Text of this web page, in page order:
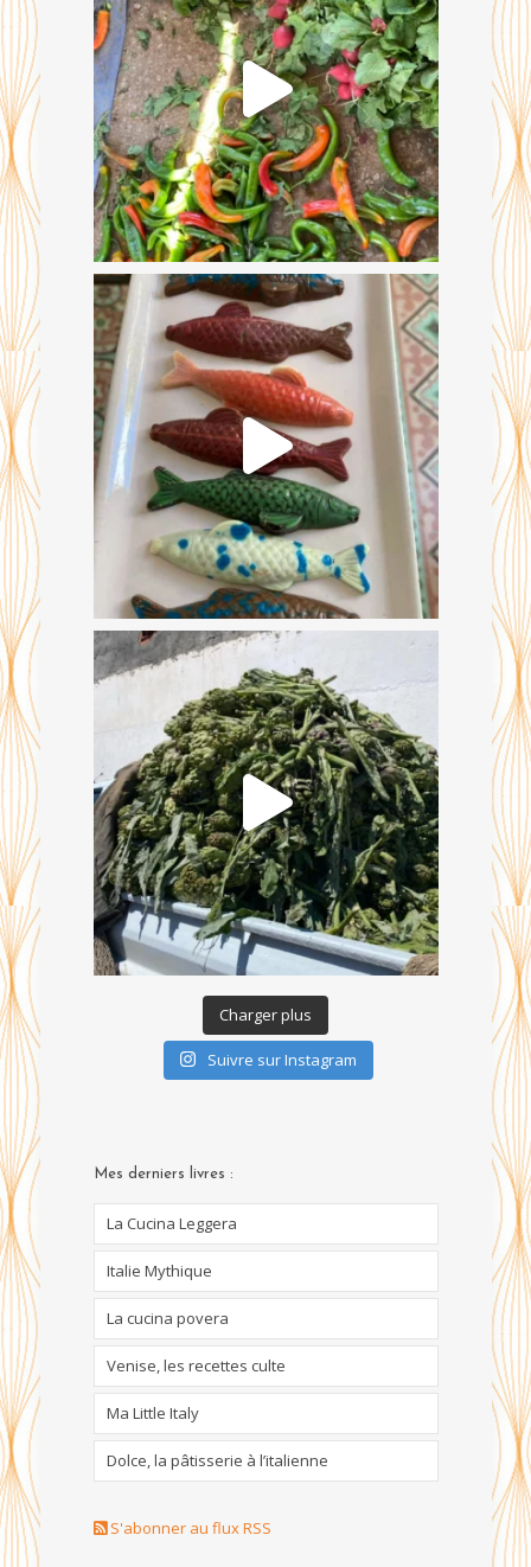
Charger plus
Suivre sur Instagram
Mes derniers livres :
La Cucina Leggera
Italie Mythique
La cucina povera
Venise, les recettes culte
Ma Little Italy
Dolce, la pâtisserie à l’italienne
S'abonner au flux RSS